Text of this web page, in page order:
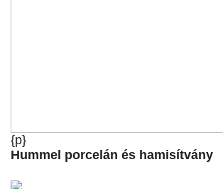
{p}
Hummel porcelán és hamisítvány